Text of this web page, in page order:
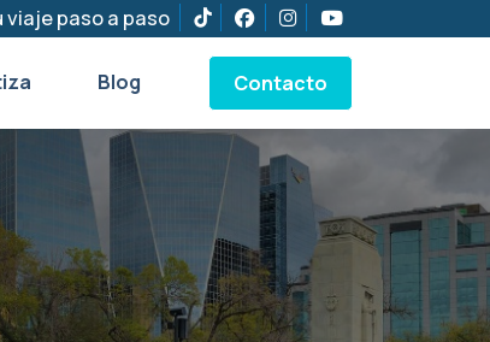
viaje paso a paso
Blog Contacto